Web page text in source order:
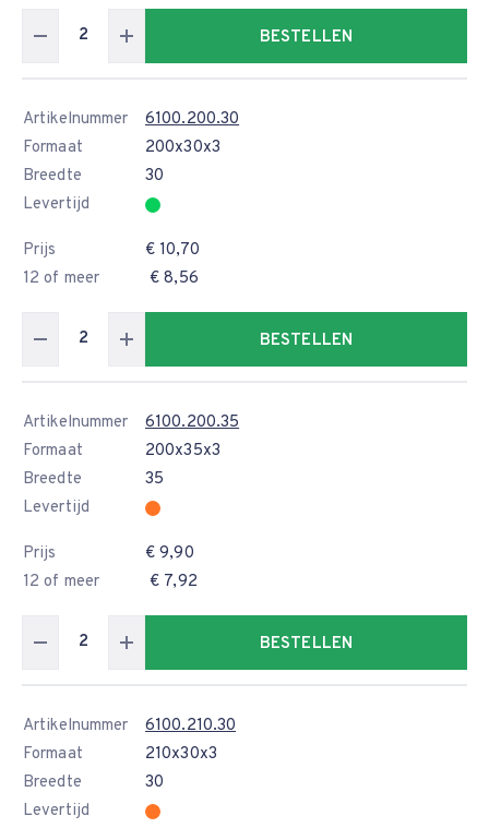
BESTELLEN
Artikelnummer
6100.200.30
Formaat
200x30x3
Breedte
30
Levertijd
Prijs
€ 10,70
12 of meer
€ 8,56
BESTELLEN
Artikelnummer
6100.200.35
Formaat
200x35x3
Breedte
35
Levertijd
Prijs
€ 9,90
12 of meer
€ 7,92
BESTELLEN
Artikelnummer
6100.210.30
Formaat
210x30x3
Breedte
30
Levertijd